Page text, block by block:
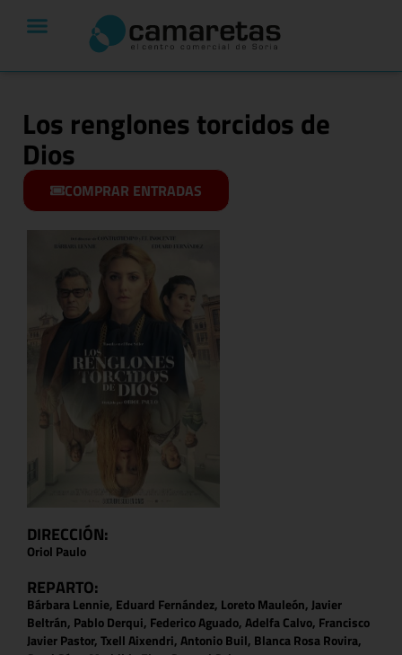
Los renglones torcidos de
Dios
COMPRAR ENTRADAS
DIRECCIÓN:
Oriol Paulo
REPARTO:
Bárbara Lennie, Eduard Fernández, Loreto Mauleón, Javier
Beltrán, Pablo Derqui, Federico Aguado, Adelfa Calvo, Francisco
Javier Pastor, Txell Aixendri, Antonio Buil, Blanca Rosa Rovira,